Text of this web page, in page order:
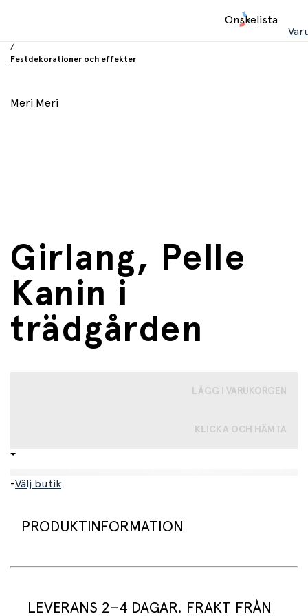
Önskelista
/
Festdekorationer och effekter
Meri Meri
Girlang, Pelle
Kanin i
trädgården
LÄGG I VARUKORGEN
KLICKA OCH HÄMTA
-Välj butik
PRODUKTINFORMATION
LEVERANS 2–4 DAGAR. FRAKT FRÅN